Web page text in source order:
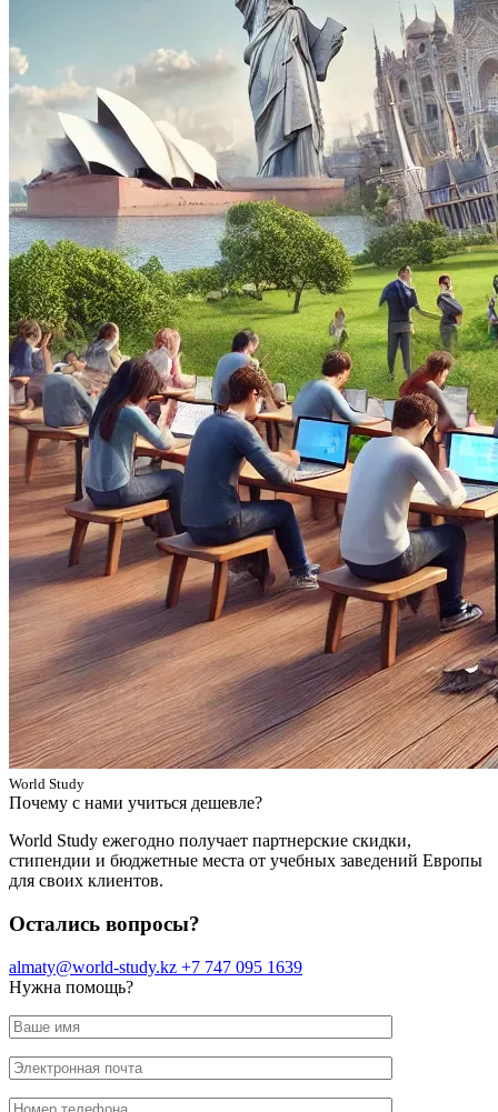
World Study
Почему с нами учиться дешевле?
World Study ежегодно получает партнерские скидки,
стипендии и бюджетные места от учебных заведений Европы
для своих клиентов.
Остались вопросы?
almaty@world-study.kz +7 747 095 1639
Нужна помощь?